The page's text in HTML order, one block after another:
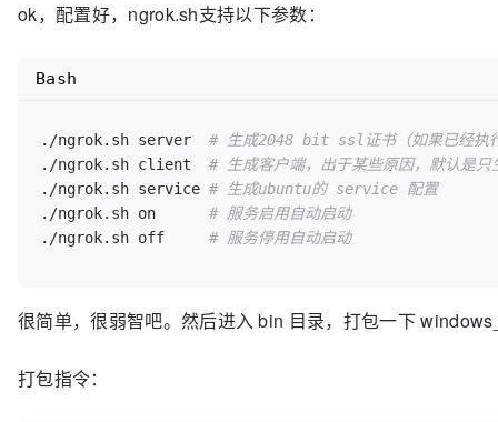
ok，配置好，ngrok.sh支持以下参数：
./ngrok.sh server # 生成2048 bit ssl证书（如果已经执
./ngrok.sh client # 生成客户端，出于某些原因，默认是只
./ngrok.sh service # 生成ubuntu的 service 配置
./ngrok.sh on # 服务启用自动启动
./ngrok.sh off # 服务停用自动启动
Bash
很简单，很弱智吧。然后进入 bin 目录，打包一下
打包指令：